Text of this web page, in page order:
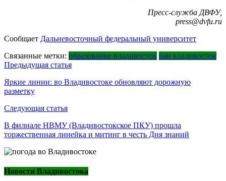
Пресс-служба ДВФУ,
press@dvfu.ru
Сообщает Дальневосточный федеральный университет
Связанные метки: образование владивосток ран владивосток
Навигация
по
записям
Предыдущая статья
Яркие линии: во Владивостоке обновляют дорожную
разметку
Следующая статья
В филиале НВМУ (Владивостокское ПКУ) прошла
торжественная линейка и митинг в честь Дня знаний
Новости Владивостока